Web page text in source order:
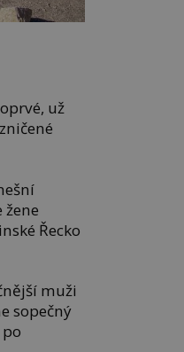
už
Řecko
muži
sopečný